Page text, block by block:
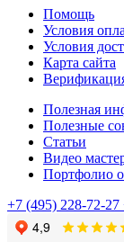
Помощь
Условия
Условия
Карта сайта
Полезная
Полезные
Статьи
Видео
Портфолио
+7 (495) 228-72-27